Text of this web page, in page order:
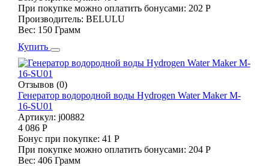
При покупке можно оплатить бонусами: 202 Р
Производитель: BELULU
Вес: 150 Грамм
Купить
Отзывов (0)
Генератор водородной воды Hydrogen Water Maker M-
16-SU01
Артикул: j00882
4 086 Р
Бонус при покупке: 41 Р
При покупке можно оплатить бонусами: 204 Р
Вес: 406 Грамм